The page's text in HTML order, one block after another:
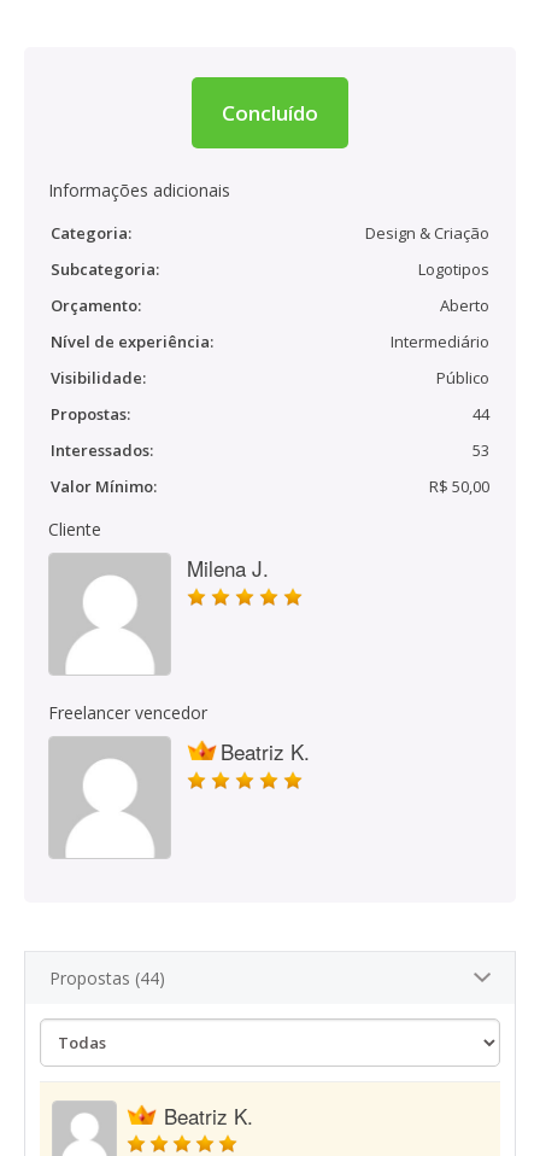
Concluído
Informações adicionais
Categoria:
Design & Criação
Subcategoria:
Logotipos
Orçamento:
Aberto
Nível de experiência:
Intermediário
Visibilidade:
Público
Propostas:
44
Interessados:
53
Valor Mínimo:
R$ 50,00
Cliente
Milena J.
Freelancer vencedor
Beatriz K.
Propostas (44)
Beatriz K.